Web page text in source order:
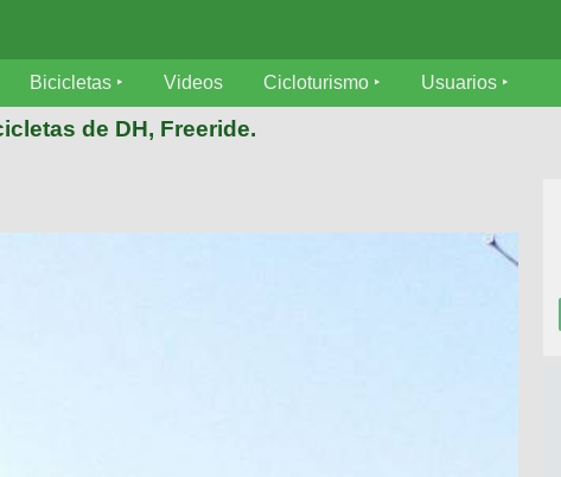
Bicicletas Videos Cicloturismo Usuarios
de DH, Freeride.